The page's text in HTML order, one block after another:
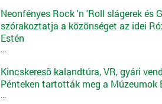
Neonfényes Rock 'n 'Roll slágerek és
szórakoztatja a közönséget az idei
Estén
...
Kincskeresõ kalandtúra, VR, gyári
Pénteken tartották meg a Múzeumok
...